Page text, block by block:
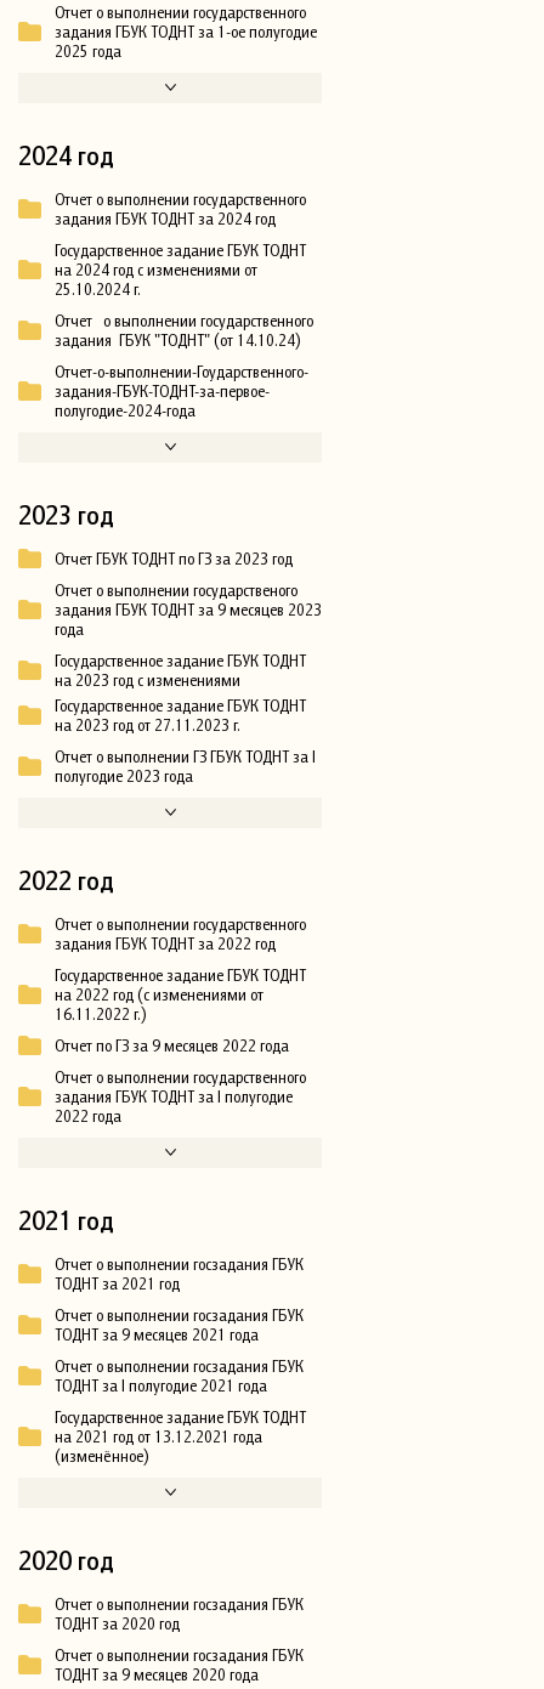
Отчет о выполнении государственного
задания ГБУК ТОДНТ за 1-ое полугодие
2025 года
2024 год
Отчет о выполнении государственного
задания ГБУК ТОДНТ за 2024 год
Государственное задание ГБУК ТОДНТ
на 2024 год с изменениями от
25.10.2024 г.
Отчет о выполнении государственного
задания ГБУК "ТОДНТ" (от 14.10.24)
Отчет-о-выполнении-Гоударственного-
задания-ГБУК-ТОДНТ-за-первое-
полугодие-2024-года
2023 год
Отчет ГБУК ТОДНТ по ГЗ за 2023 год
Отчет о выполнении государственого
задания ГБУК ТОДНТ за 9 месяцев 2023
года
Государственное задание ГБУК ТОДНТ
на 2023 год с изменениями
Государственное задание ГБУК ТОДНТ
на 2023 год от 27.11.2023 г.
Отчет о выполнении ГЗ ГБУК ТОДНТ за I
полугодие 2023 года
2022 год
Отчет о выполнении государственного
задания ГБУК ТОДНТ за 2022 год
Государственное задание ГБУК ТОДНТ
на 2022 год (с изменениями от
16.11.2022 г.)
Отчет по ГЗ за 9 месяцев 2022 года
Отчет о выполнении государственного
задания ГБУК ТОДНТ за I полугодие
2022 года
2021 год
Отчет о выполнении госзадания ГБУК
ТОДНТ за 2021 год
Отчет о выполнении госзадания ГБУК
ТОДНТ за 9 месяцев 2021 года
Отчет о выполнении госзадания ГБУК
ТОДНТ за I полугодие 2021 года
Государственное задание ГБУК ТОДНТ
на 2021 год от 13.12.2021 года
(изменённое)
2020 год
Отчет о выполнении госзадания ГБУК
ТОДНТ за 2020 год
Отчет о выполнении госзадания ГБУК
ТОДНТ за 9 месяцев 2020 года